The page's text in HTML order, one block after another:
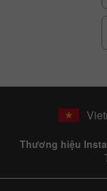
Thương hiệu